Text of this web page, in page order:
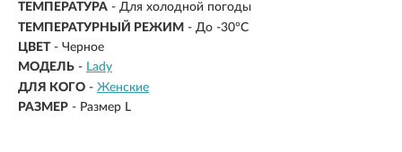
ТЕМПЕРАТУРА - Для холодной погоды
ТЕМПЕРАТУРНЫЙ РЕЖИМ - До -30°C
ЦВЕТ - Черное
МОДЕЛЬ - Lady
ДЛЯ КОГО - Женские
РАЗМЕР - Размер L